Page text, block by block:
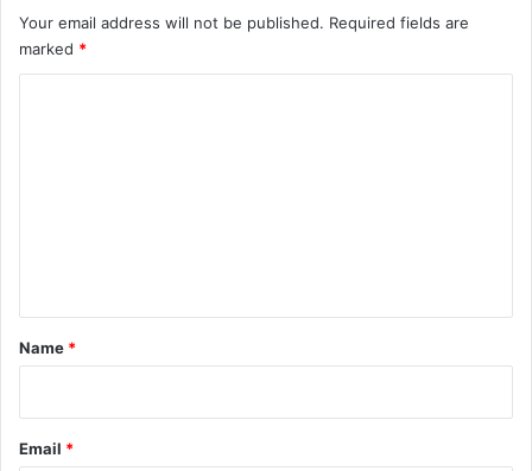
Your email address will not be published. Required fields are
marked *
*
Name *
Email *